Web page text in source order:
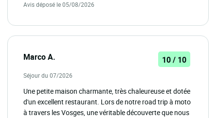
Avis déposé le 05/08/2026
Marco A. 10 / 10
Séjour du 07/2026
Une petite maison charmante, très chaleureuse et dotée
d'un excellent restaurant. Lors de notre road trip à moto
à travers les Vosges, une véritable découverte que nous